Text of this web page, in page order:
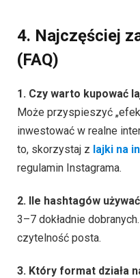
4. Najczęściej
(FAQ)
1. Czy warto kupować
Może przyspieszyć
inwestować w realne
to, skorzystaj z lajki na
regulamin Instagrama.
2. Ile hashtagów
3–7 dokładnie
czytelność posta.
3. Który format działa